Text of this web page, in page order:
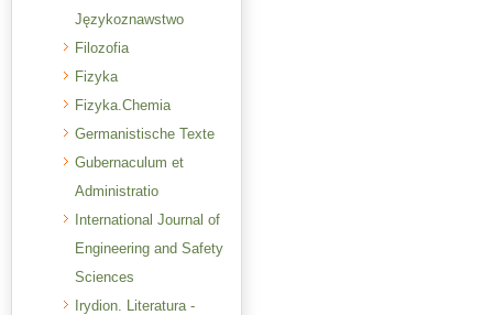
Językoznawstwo
Filozofia
Fizyka
Fizyka.Chemia
Germanistische Texte
Gubernaculum et
Administratio
International Journal of
Engineering and Safety
Sciences
Irydion. Literatura -